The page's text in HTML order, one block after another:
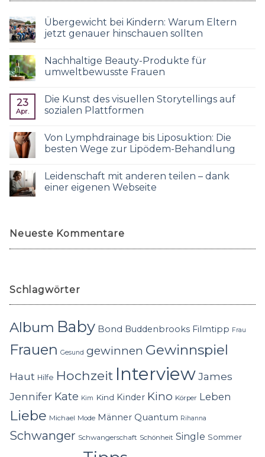
Übergewicht bei Kindern: Warum Eltern
jetzt genauer hinschauen sollten
Nachhaltige Beauty-Produkte für
umweltbewusste Frauen
23
Apr.
Die Kunst des visuellen Storytellings auf
sozialen Plattformen
Von Lymphdrainage bis Liposuktion: Die
besten Wege zur Lipödem-Behandlung
Leidenschaft mit anderen teilen – dank
einer eigenen Webseite
Neueste Kommentare
Schlagwörter
Album Baby Bond Buddenbrooks Filmtipp Frau
Frauen Gesund gewinnen Gewinnspiel
Haut Hilfe Hochzeit InterviewJames
Jennifer Kate Kim Kind Kinder Kino Körper Leben
Liebe Michael Mode Männer Quantum Rihanna
Schwanger Schwangerschaft Schönheit Single Sommer